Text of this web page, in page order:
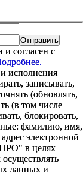
согласен с
исполнения
записывать,
(обновлять,
(в том числе
блокировать,
фамилию, имя,
электронной
в целях
данных и